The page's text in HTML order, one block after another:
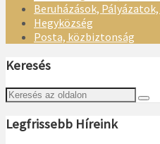
Beruházások,
Hegyközség
Posta, közbiztonság
Keresés
Legfrissebb Híreink